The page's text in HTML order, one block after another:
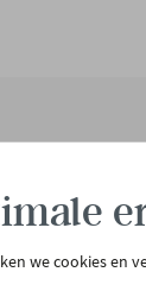
we cookies en